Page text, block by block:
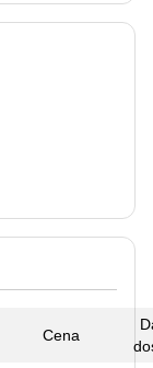
Cena